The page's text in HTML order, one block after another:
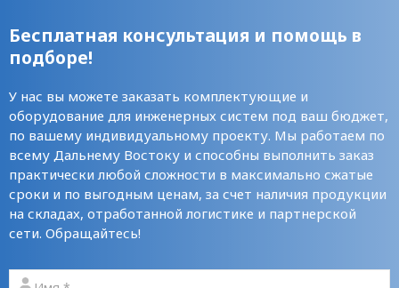
Бесплатная консультация и помощь в
подборе!
У нас вы можете заказать комплектующие и
оборудование для инженерных систем под ваш бюджет,
по вашему индивидуальному проекту. Мы работаем по
всему Дальнему Востоку и способны выполнить заказ
практически любой сложности в максимально сжатые
сроки и по выгодным ценам, за счет наличия продукции
на складах, отработанной логистике и партнерской
сети. Обращайтесь!